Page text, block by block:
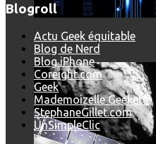
Les dernières photos
Blogroll
Actu Geek équitable
Blog de Nerd
Blog iPhone
Coreight.com
Geek
Mademoizelle Geekette
StephaneGillet.com
UnSimpleClic